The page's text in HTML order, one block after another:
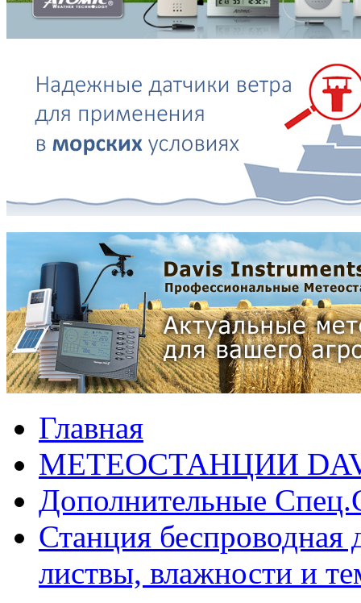
Главная
МЕТЕОСТАНЦИИ
Дополнительные
Станция беспроводная
листвы, влажности и